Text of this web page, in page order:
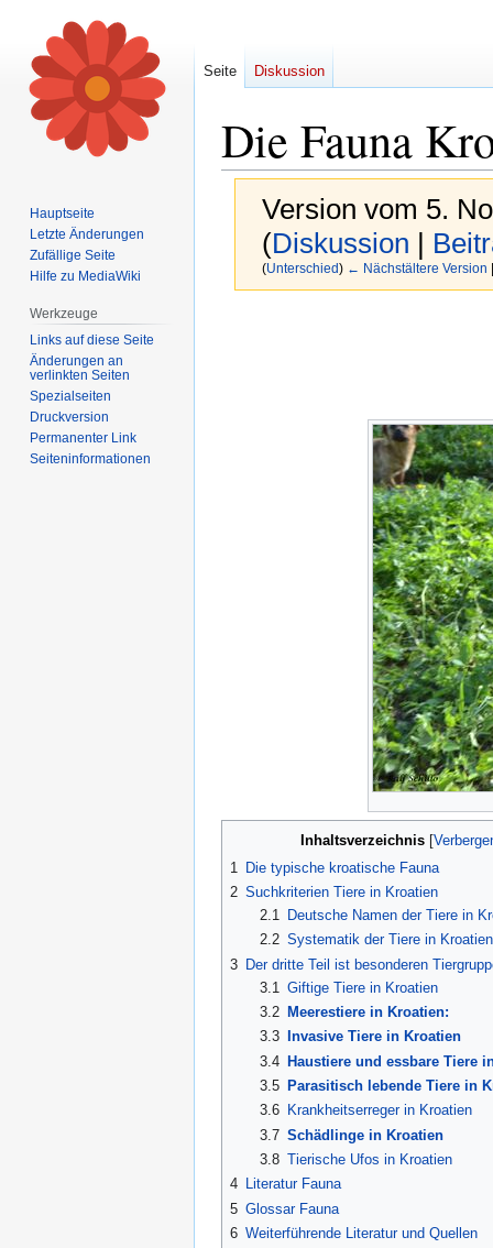
Die Fauna
Version vom 5.
(Diskussion |
(Unterschied) ← Nächstältere Version
Inhaltsverzeichnis
1
Die typische kroatische Fauna
2 Suchkriterien Tiere in Kroatien
2.1
Deutsche Namen der Tiere in
2.2 Systematik der Tiere in Kroatien
3 Der dritte Teil ist besonderen
3.1 Giftige Tiere in Kroatien
3.2
Meerestiere in Kroatien:
3.3
Invasive Tiere in Kroatien
3.4 Haustiere und essbare Tiere
3.5
Parasitisch lebende Tiere in
3.6
Krankheitserreger in Kroatien
3.7 Schädlinge in Kroatien
3.8 Tierische Ufos in Kroatien
4 Literatur Fauna
5 Glossar Fauna
6 Weiterführende Literatur und Quellen
Seite Diskussion
Hauptseite
Letzte Änderungen
Zufällige Seite
Hilfe zu MediaWiki
Werkzeuge
Links auf diese Seite
Änderungen an
verlinkten Seiten
Spezialseiten
Druckversion
Permanenter Link
Seiten­informationen